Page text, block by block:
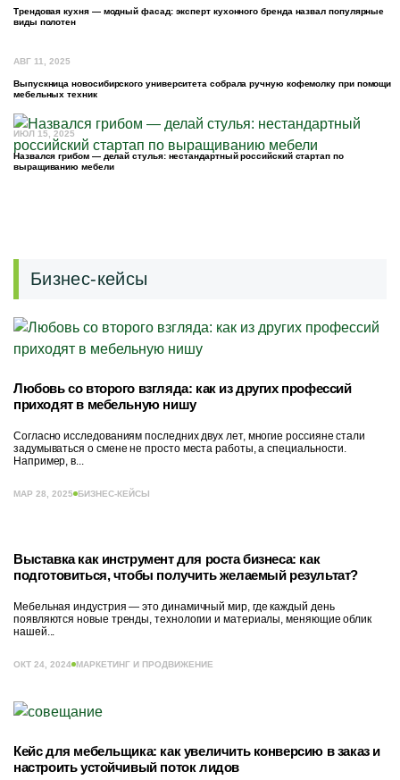
Трендовая кухня — модный фасад: эксперт кухонного бренда назвал популярные
виды полотен
АВГ 11, 2025
Выпускница новосибирского университета собрала ручную кофемолку при помощи
мебельных техник
ИЮЛ 15, 2025
Назвался грибом — делай стулья: нестандартный российский стартап по
выращиванию мебели
Бизнес-кейсы
Любовь со второго взгляда: как из других профессий
приходят в мебельную нишу
Согласно исследованиям последних двух лет, многие россияне стали
задумываться о смене не просто места работы, а специальности.
Например, в...
МАР 28, 2025 БИЗНЕС-КЕЙСЫ
Выставка как инструмент для роста бизнеса: как
подготовиться, чтобы получить желаемый результат?
Мебельная индустрия — это динамичный мир, где каждый день
появляются новые тренды, технологии и материалы, меняющие облик
нашей...
ОКТ 24, 2024 МАРКЕТИНГ И ПРОДВИЖЕНИЕ
Кейс для мебельщика: как увеличить конверсию в заказ и
настроить устойчивый поток лидов